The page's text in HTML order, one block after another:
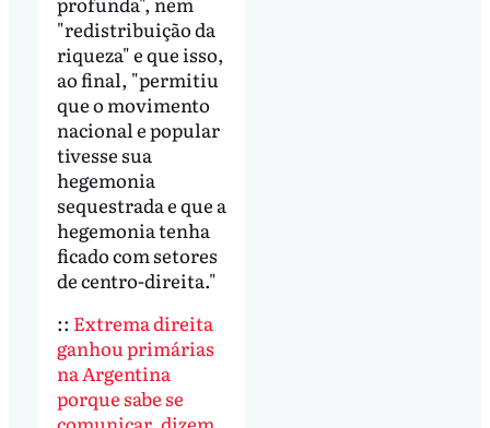
"redistribuição da
riqueza" e que isso,
ao final, "permitiu
que o movimento
nacional e popular
tivesse sua
hegemonia
sequestrada e que a
hegemonia tenha
ficado com setores
de centro-direita."
:: Extrema direita
ganhou primárias
na Argentina
porque sabe se